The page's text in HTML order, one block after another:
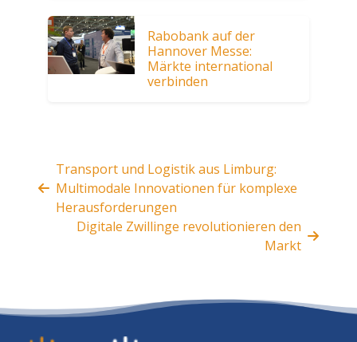
Rabobank auf der
Hannover Messe:
Märkte international
verbinden
Transport und Logistik aus Limburg:
Multimodale Innovationen für komplexe
Herausforderungen
Digitale Zwillinge revolutionieren den
Markt